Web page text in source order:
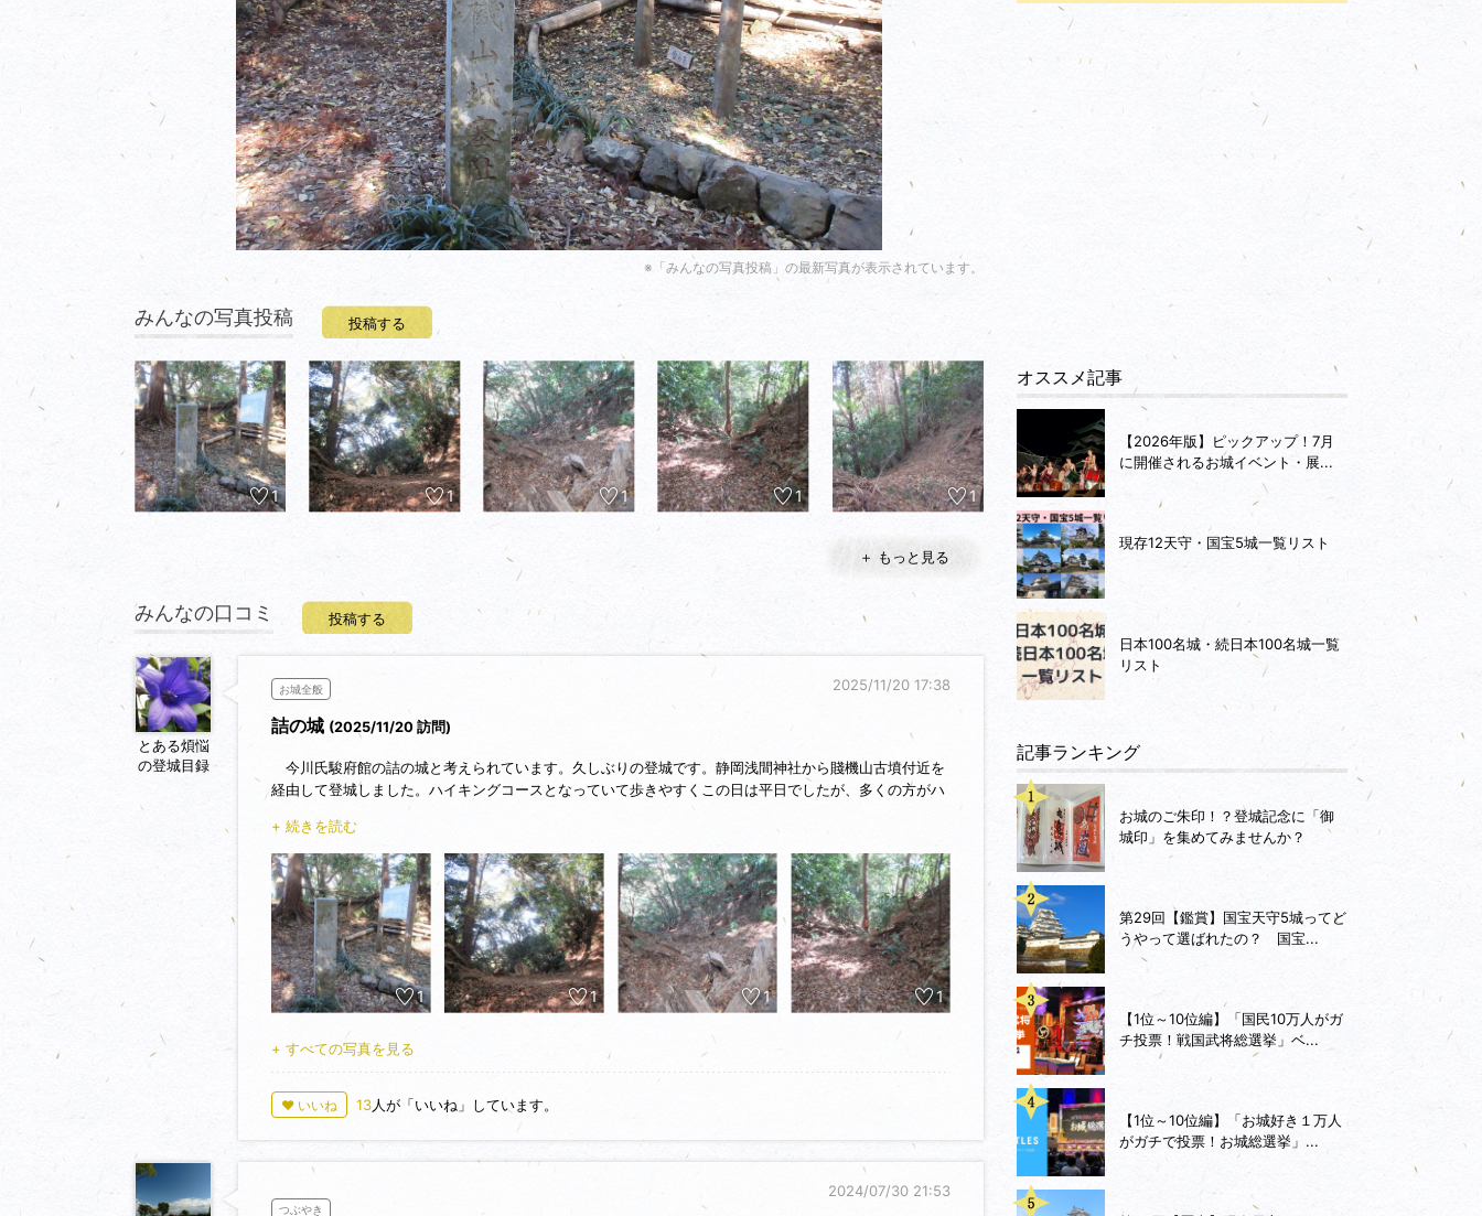
※「みんなの写真投稿」の最新写真が表示されています。
みんなの写真投稿 投稿する
1 1 1 1 1
＋ もっと見る
みんなの口コミ 投稿する
とある煩悩
の登城目録
2025/11/20 17:38
お城全般
詰の城 (2025/11/20 訪問)
今川氏駿府館の詰の城と考えられています。久しぶりの登城です。静岡浅間神社から賤機山古墳付近を
経由して登城しました。ハイキングコースとなっていて歩きやすくこの日は平日でしたが、多くの方がハ
した後、ハイキングコースからは外れて西側の尾根降りて行きました。道は途中から不明瞭になり竹に巻
かれたテープや時々登場するトラロープが頼りとなります。迷うことはありませんが、少し藪になってい
るところもありました。竹なども多く写真では伝わりにくいですが、見事な大堀切です。他にハイキング
コースにも堀切はあります。「静岡の山城ベスト５０を歩く」（サンライズ出版）を読むと尾根を遮断す
る堀切は北側に一本、南側に二本、西側の一本確認されているとの記載がありました。歩いていて南側一
本は確認できましたが、南側のもう一本はどこのことだったのかわかりません。
籠鼻砦方面以外は概ね歩きやすく土塁、竪堀、曲輪の跡も残り楽しめました。
JR静岡駅よりバスに乗り赤鳥居・浅間神社バス停下車。目の前が登城口のある静岡浅間神社です。
+ 続きを読む
1 1 1 1
+ すべての写真を見る
♥ いいね 13人が「いいね」しています。
2024/07/30 21:53
つぶやき
オススメ記事
【2026年版】ピックアップ！7月
に開催されるお城イベント・展...
現存12天守・国宝5城一覧リスト
日本100名城・続日本100名城一覧
リスト
記事ランキング
お城のご朱印！？登城記念に「御
城印」を集めてみませんか？
第29回【鑑賞】国宝天守5城ってど
うやって選ばれたの？ 国宝...
【1位～10位編】「国民10万人がガ
チ投票！戦国武将総選挙」ベ...
【1位～10位編】「お城好き１万人
がガチで投票！お城総選挙」...